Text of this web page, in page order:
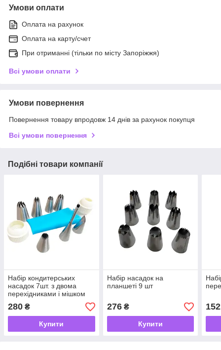
Умови оплати
Оплата на рахунок
Оплата на карту/счет
При отриманні (тільки по місту Запоріжжя)
Всі умови оплати
Умови повернення
Повернення товару впродовж 14 днів за рахунок покупця
Всі умови повернення
Подібні товари компанії
Набір кондитерських
насадок 7шт. з двома
перехідниками і мішком
280 ₴
Купити
Набір насадок на
планшеті 9 шт
276₴
Купити
152